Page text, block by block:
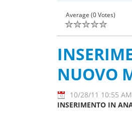
Average (0 Votes)
NUOVO
10/28/11 10:55 AM
INSERIMENTO IN